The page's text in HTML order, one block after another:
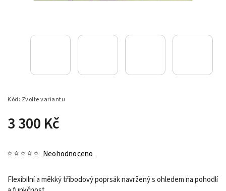
Kód: Zvolte variantu
3 300 Kč
Neohodnoceno
Flexibilní a měkký tříbodový poprsák navržený s ohledem na pohodlí